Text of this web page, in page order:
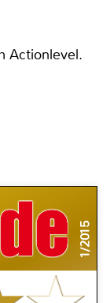
Actionlevel.
1/2015